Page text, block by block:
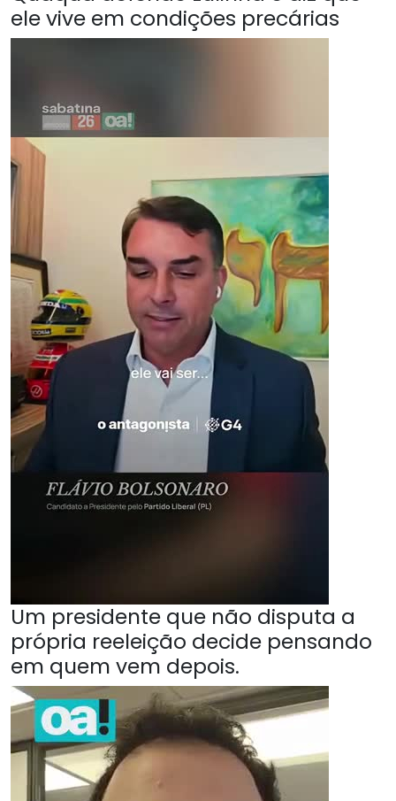
ele vive em condições precárias
Um presidente que não disputa a
própria reeleição decide pensando
em quem vem depois.